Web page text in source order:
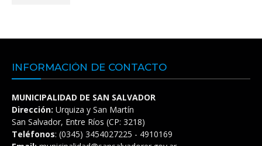
INFORMACIÓN DE CONTACTO
MUNICIPALIDAD DE SAN SALVADOR
Dirección: Urquiza y San Martín
San Salvador, Entre Ríos (CP: 3218)
Teléfonos: (0345) 3454027225 - 4910169